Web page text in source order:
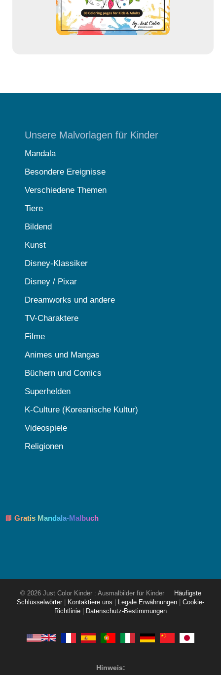
Unsere Malvorlagen für Kinder
Mandala
Besondere Ereignisse
Verschiedene Themen
Tiere
Bildend
Kunst
Disney-Klassiker
Disney / Pixar
Dreamworks und andere
TV-Charaktere
Filme
Animes und Mangas
Büchern und Comics
Superhelden
K-Culture (Koreanische Kultur)
Videospiele
Religionen
📘 Gratis Mandala-Malbuch
© 2026 Just Color Kinder : Ausmalbilder für Kinder
Häufigste
Schlüsselwörter
Kontaktiere uns Legale Erwähnungen
Cookie-
Richtlinie
Datenschutz-Bestimmungen
Hinweis: